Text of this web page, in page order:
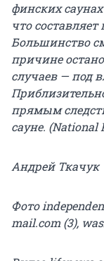
финских
что
Большинство
причине
случаев — под
прямым
сауне. (National
Андрей Ткачук
Фото
mail.com (3),